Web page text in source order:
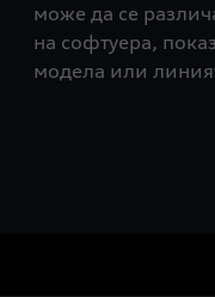
може да се
на софтуера,
модела или